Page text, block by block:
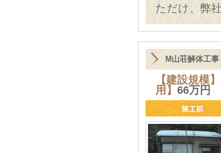
ただけ、弊
M山荘解体工事
【建設規模】
用】 66万円